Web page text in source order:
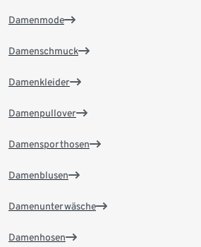
Damenmode
Damenschmuck
Damenkleider
Damenpullover
Damensporthosen
Damenblusen
Damenunterwäsche
Damenhosen